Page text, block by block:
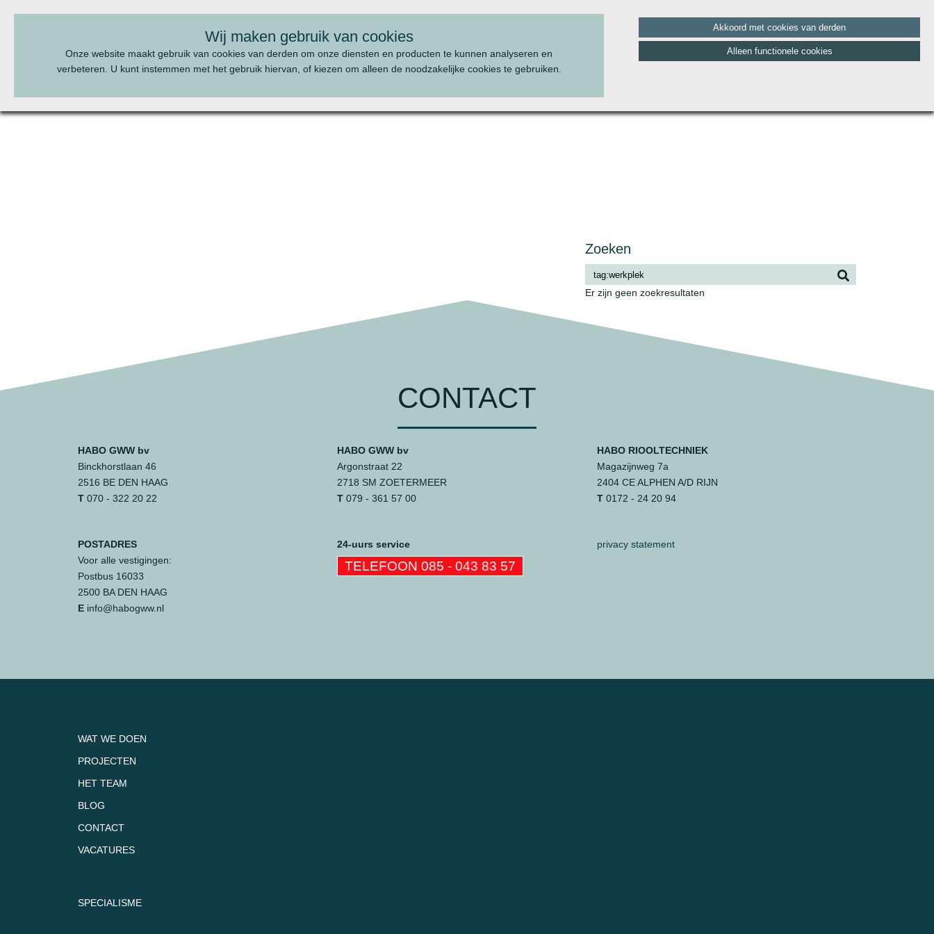
Wij maken gebruik van cookies
Onze website maakt gebruik van cookies van derden om onze diensten en producten te kunnen analyseren en
verbeteren. U kunt instemmen met het gebruik hiervan, of kiezen om alleen de noodzakelijke cookies te gebruiken.
Akkoord met cookies van derden
Alleen functionele cookies
BEL ONS:070 - 322 20 22
Zoeken
Er zijn geen zoekresultaten
CONTACT
HABO GWW bv
Binckhorstlaan 46
2516 BE DEN HAAG
T 070 - 322 20 22
HABO GWW bv
Argonstraat 22
2718 SM ZOETERMEER
T 079 - 361 57 00
HABO RIOOLTECHNIEK
Magazijnweg 7a
2404 CE ALPHEN A/D RIJN
T0172 - 24 20 94
POSTADRES
Voor alle vestigingen:
Postbus 16033
2500 BA DEN HAAG
E info@habogww.nl
24-uurs service
TELEFOON 085 - 043 83 57
privacy statement
WAT WE DOEN
PROJECTEN
HET TEAM
BLOG
CONTACT
VACATURES
SPECIALISME